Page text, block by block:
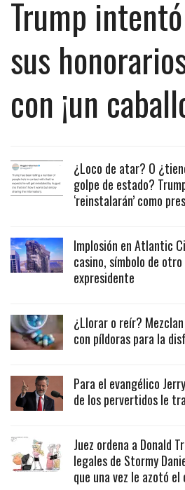
Trump
sus
con ¡un
¿Loco de atar? O
golpe de estado?
‘reinstalarán’ como
Implosión en Atlantic
casino, símbolo de
expresidente
¿Llorar o reír?
con píldoras para la
Para el evangélico
de los pervertidos le
Juez ordena a Donald
legales de Stormy
que una vez le azotó